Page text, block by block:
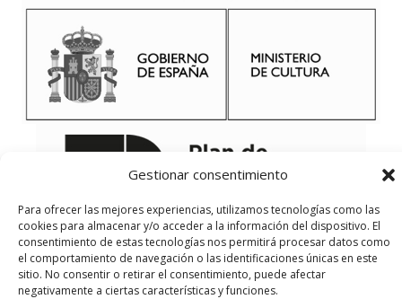
Gestionar consentimiento
Para ofrecer las mejores experiencias, utilizamos tecnologías como las
cookies para almacenar y/o acceder a la información del dispositivo. El
consentimiento de estas tecnologías nos permitirá procesar datos como
el comportamiento de navegación o las identificaciones únicas en este
sitio. No consentir o retirar el consentimiento, puede afectar
negativamente a ciertas características y funciones.